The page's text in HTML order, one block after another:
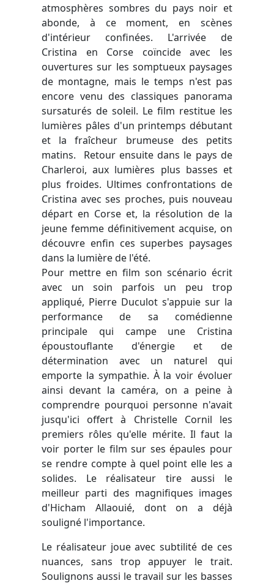
atmosphères sombres du pays noir et
abonde, à ce moment, en scènes
d'intérieur confinées. L'arrivée de
Cristina en Corse coïncide avec les
ouvertures sur les somptueux paysages
de montagne, mais le temps n'est pas
encore venu des classiques panorama
sursaturés de soleil. Le film restitue les
lumières pâles d'un printemps débutant
et la fraîcheur brumeuse des petits
matins. Retour ensuite dans le pays de
Charleroi, aux lumières plus basses et
plus froides. Ultimes confrontations de
Cristina avec ses proches, puis nouveau
départ en Corse et, la résolution de la
jeune femme définitivement acquise, on
découvre enfin ces superbes paysages
dans la lumière de l'été.
Pour mettre en film son scénario écrit
avec un soin parfois un peu trop
appliqué, Pierre Duculot s'appuie sur la
performance de sa comédienne
principale qui campe une Cristina
époustouflante d'énergie et de
détermination avec un naturel qui
emporte la sympathie. À la voir évoluer
ainsi devant la caméra, on a peine à
comprendre pourquoi personne n'avait
jusqu'ici offert à Christelle Cornil les
premiers rôles qu'elle mérite. Il faut la
voir porter le film sur ses épaules pour
se rendre compte à quel point elle les a
solides. Le réalisateur tire aussi le
meilleur parti des magnifiques images
d'Hicham Allaouié, dont on a déjà
souligné l'importance.
Le réalisateur joue avec subtilité de ces
nuances, sans trop appuyer le trait.
Soulignons aussi le travail sur les basses